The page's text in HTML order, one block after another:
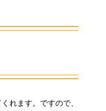
れます。ですので、